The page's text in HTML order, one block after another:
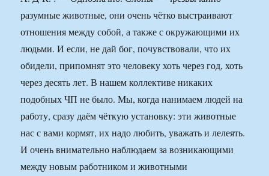
разумные животные, они очень чётко выстраивают
отношения между собой, а также с окружающими их
людьми. И если, не дай бог, почувствовали, что их
обидели, припомнят это человеку хоть через год, хоть
через десять лет. В нашем коллективе никаких
подобных ЧП не было. Мы, когда нанимаем людей на
работу, сразу даём чёткую установку: эти животные
нас с вами кормят, их надо любить, уважать и лелеять.
И очень внимательно наблюдаем за возникающими
между новым работником и животными